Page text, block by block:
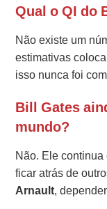
Qual o QI do
Não existe um
estimativas
isso nunca foi
Bill Gates
mundo?
Não. Ele
ficar atrás de
Arnault,